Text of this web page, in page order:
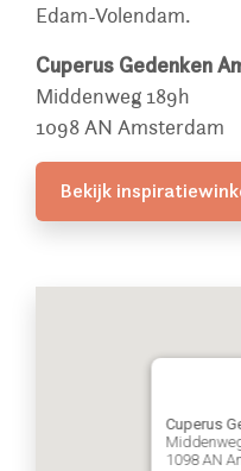
Edam-Volendam.
Cuperus Gedenken
Middenweg 189h
1098 AN Amsterdam
Bekijk
Cuperus
1098 AN